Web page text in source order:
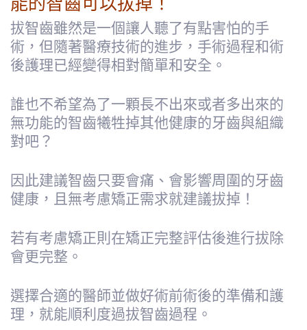
拔智齒雖然是一個讓人聽了有點害怕的手
術，但隨著醫療技術的進步，手術過程和術
後護理已經變得相對簡單和安全。
誰也不希望為了一顆長不出來或者多出來的
無功能的智齒犧牲掉其他健康的牙齒與組織
對吧？
因此建議智齒只要會痛、會影響周圍的牙齒
健康，且無考慮矯正需求就建議拔掉！
若有考慮矯正則在矯正完整評估後進行拔除
會更完整 。
選擇合適的醫師並做好術前術後的準備和護
理，就能順利度過拔智齒過程。